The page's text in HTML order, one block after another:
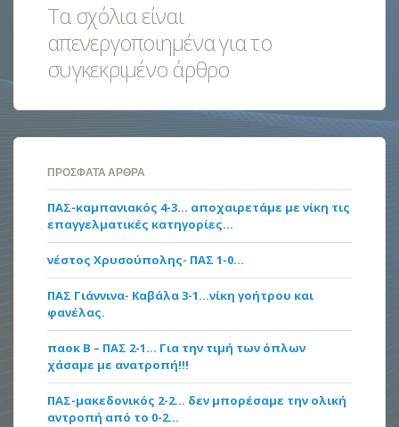
Τα σχόλια είναι
απενεργοποιημένα για το
συγκεκριμένο άρθρο
ΠΡΌΣΦΑΤΑ ΆΡΘΡΑ
ΠΑΣ-καμπανιακός 4-3… αποχαιρετάμε με νίκη τις
επαγγελματικές κατηγορίες…
νέστος Χρυσούπολης- ΠΑΣ 1-0…
ΠΑΣ Γιάννινα- Καβάλα 3-1…νίκη γοήτρου και
φανέλας.
παοκ Β – ΠΑΣ 2-1… Για την τιμή των όπλων
χάσαμε με ανατροπή!!!
ΠΑΣ-μακεδονικός 2-2… δεν μπορέσαμε την ολική
αντροπή από το 0-2…